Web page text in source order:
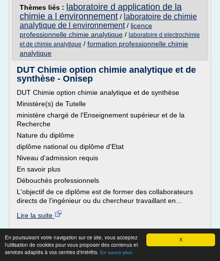
X
En poursuivant votre navigation sur ce site, vous acceptez
l'utilisation de cookies pour vous proposer des contenus et
services adaptés à vos centres d'intérêts. En savoir plus
Thèmes liés : laboratoire d application de la
chimie a l environnement / laboratoire de chimie
analytique de l environnement/ licence
professionnelle chimie analytique / laboratoire d electrochimie
et de chimie analytique / formation professionnelle chimie
analytique
DUT Chimie option chimie analytique et de
synthèse - Onisep
DUT Chimie option chimie analytique et de synthèse
Ministère(s) de Tutelle
ministère chargé de l'Enseignement supérieur et de la
Recherche
Nature du diplôme
diplôme national ou diplôme d'Etat
Niveau d'admission requis
En savoir plus
Débouchés professionnels
L'objectif de ce diplôme est de former des collaborateurs
directs de l'ingénieur ou du chercheur travaillant en...
Lire la suite
Site :http://www.onisep.fr
Thèmes liés :licence professionnelle chimie analytique controle
qualite environnement /laboratoire de chimie analytique